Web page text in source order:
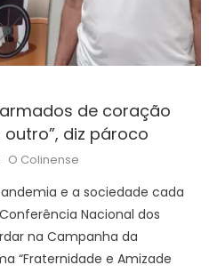
de coração
diz pároco
Author
O Colinense
e a sociedade cada
Nacional dos
na Campanha da
“Fraternidade e Amizade